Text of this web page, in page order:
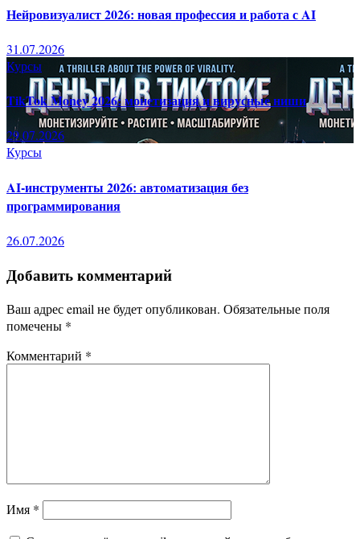
Нейровизуалист 2026: новая профессия и работа с AI
31.07.2026
Курсы
TikTok Money 2026: монетизация и вирусные ниши
29.07.2026
Курсы
AI-инструменты 2026: автоматизация без
программирования
26.07.2026
Добавить комментарий
Ваш адрес email не будет опубликован. Обязательные поля
помечены *
Комментарий *
Имя *